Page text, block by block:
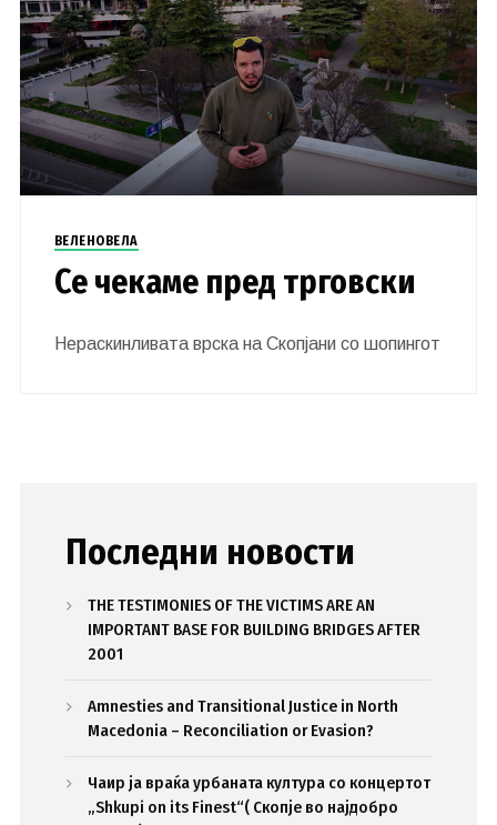
ВЕЛЕНОВЕЛА
Се чекаме пред трговски
Нераскинливата врска на Скопјани со шопингот
Последни новости
THE TESTIMONIES OF THE VICTIMS ARE AN
IMPORTANT BASE FOR BUILDING BRIDGES AFTER
2001
Amnesties and Transitional Justice in North
Macedonia – Reconciliation or Evasion?
Чаир ја враќа урбаната култура со концертот
„Shkupi on its Finest“( Скопје во најдобро